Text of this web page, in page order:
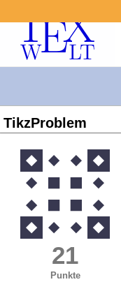
TikzProblem
21
Punkte